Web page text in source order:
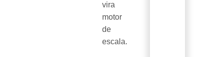
vira
motor
de
escala.